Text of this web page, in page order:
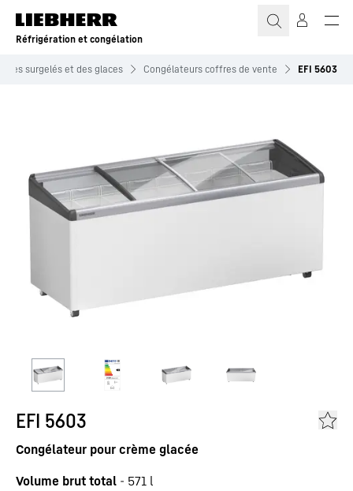
Réfrigération et congélation
des surgelés et des glaces Congélateurs coffres de vente EFI 5603
EFI 5603
Congélateur pour crème glacée
Volume brut total - 571 l